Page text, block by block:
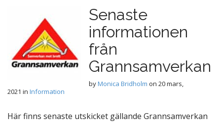
Senaste
informationen
från
Grannsamverkan
byMonica Bridholm on 20 mars,
2021 in Information
Här finns senaste utskicket gällande Grannsamverkan